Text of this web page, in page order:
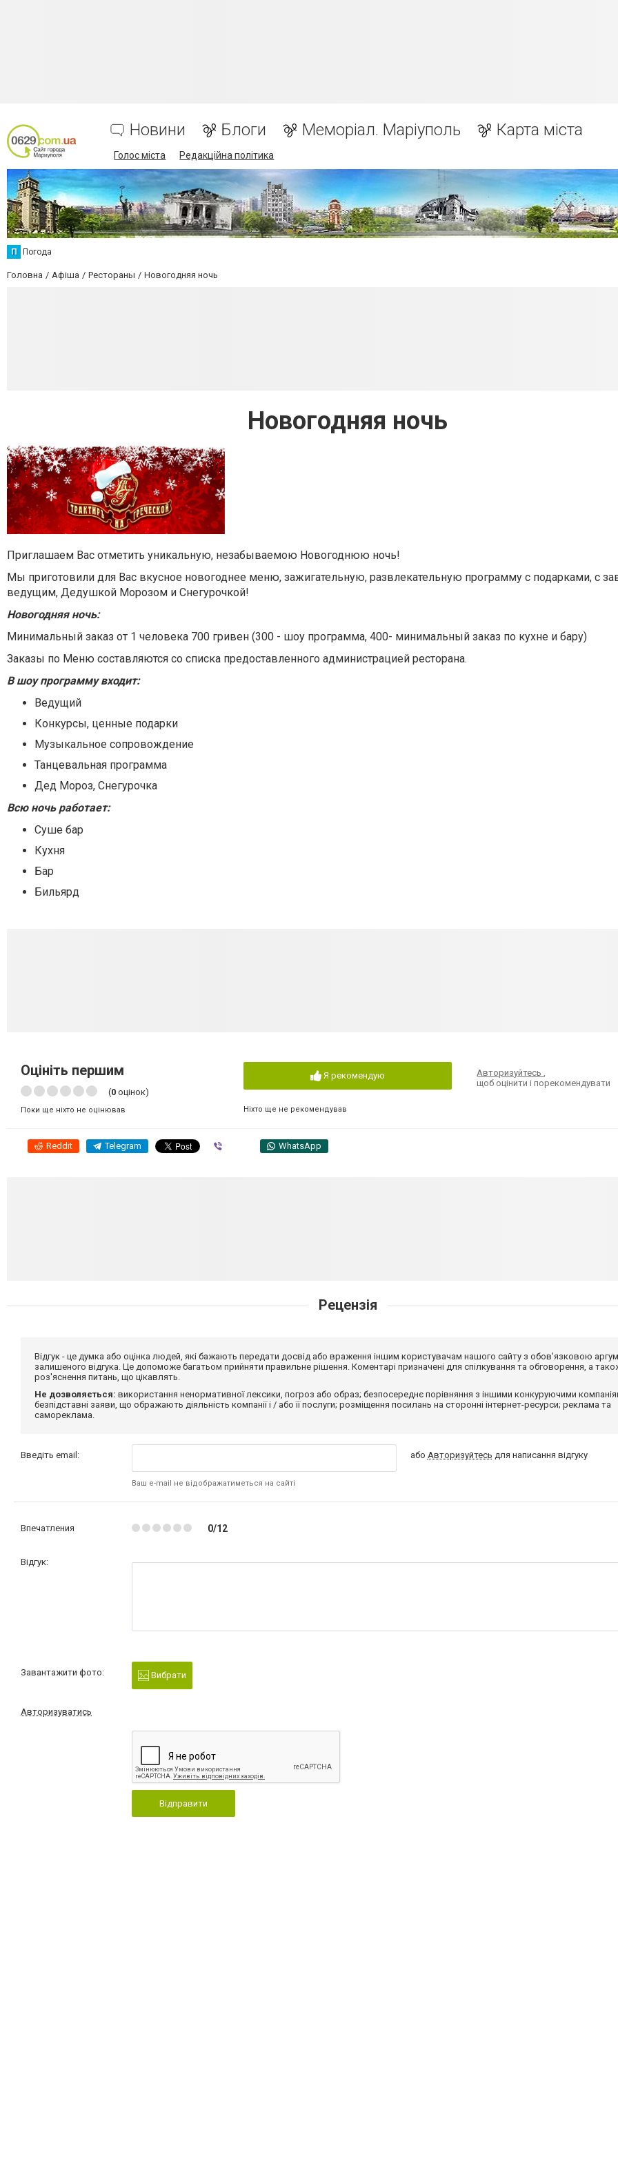
Новини Блоги Меморіал. Маріуполь Карта міста
Голос міста Редакційна політика
П Погода
Головна Афіша Рестораны Новогодняя ночь
Новогодняя ночь
Приглашаем Вас отметить уникальную, незабываемою Новогоднюю ночь!
Мы приготовили для Вас вкусное новогоднее меню, зажигательную, развлекательную программу с подарками, с
ведущим, Дедушкой Морозом и Снегурочкой!
Новогодняя ночь:
Минимальный заказ от 1 человека 700 гривен (300 - шоу программа, 400- минимальный заказ по кухне и бару)
Заказы по Меню составляются со списка предоставленного администрацией ресторана.
В шоу программу входит:
Ведущий
Конкурсы, ценные подарки
Музыкальное сопровождение
Танцевальная программа
Дед Мороз, Снегурочка
Всю ночь работает:
Суше бар
Кухня
Бар
Бильярд
Оцініть першим
(0 оцінок)
Поки ще ніхто не оцінював
Я рекомендую
Ніхто ще не рекомендував
Авторизуйтесь
щоб оцінити і порекомендувати
Reddit Telegram WhatsApp
Рецензія
Відгук - це думка або оцінка людей, які бажають передати досвід або враження іншим користувачам нашого сайту з обов'язковою
залишеного відгука. Це допоможе багатьом прийняти правильне рішення. Коментарі призначені для спілкування та обговорення, а
роз'яснення питань, що цікавлять.
Не дозволяється: використання ненормативної лексики, погроз або образ; безпосереднє порівняння з іншими конкуруючими
безпідставні заяви, що ображають діяльність компанії і / або її послуги; розміщення посилань на сторонні інтернет-ресурси; реклама та
самореклама.
Введіть email:
Ваш e-mail не відображатиметься на сайті
або Авторизуйтесь для написання відгуку
Впечатления 0/12
Відгук:
Завантажити фото: Вибрати
Авторизуватись
Відправити